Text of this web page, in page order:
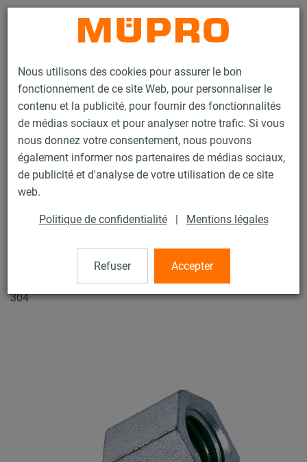
Nous utilisons des cookies pour assurer le bon
fonctionnement de ce site Web, pour personnaliser le
contenu et la publicité, pour fournir des fonctionnalités
de médias sociaux et pour analyser notre trafic. Si vous
nous donnez votre consentement, nous pouvons
également informer nos partenaires de médias sociaux,
de publicité et d'analyse de votre utilisation de ce site
web.
Politique de confidentialité | Mentions légales
Refuser Accepter
Contact
Produits Technique de fixation
Accessoires de montage
Manchon de réduction
Manchon de réduction
Manchon de réduction, filetage M10 / taraudage M12, Inox
304